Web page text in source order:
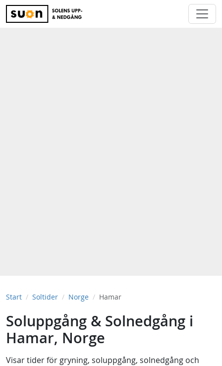
Start Soltider Norge Hamar
Soluppgång & Solnedgång i
Hamar, Norge
Visar tider för gryning, soluppgång, solnedgång och